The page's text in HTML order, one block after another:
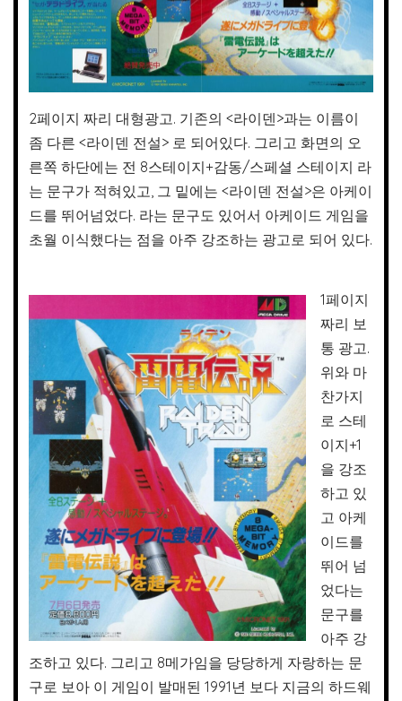
2페이지 짜리 대형광고. 기존의 <라이덴>과는 이름이
좀 다른 <라이덴 전설> 로 되어있다. 그리고 화면의 오
른쪽 하단에는 전 8스테이지+감동/스페셜 스테이지 라
는 문구가 적혀있고, 그 밑에는 <라이덴 전설>은 아케이
드를 뛰어넘었다. 라는 문구도 있어서 아케이드 게임을
초월 이식했다는 점을 아주 강조하는 광고로 되어 있다.
1페이지
짜리 보
통 광고.
위와 마
찬가지
로 스테
이지+1
을 강조
하고 있
고 아케
이드를
뛰어 넘
었다는
문구를
아주 강
조하고 있다. 그리고 8메가임을 당당하게 자랑하는 문
구로 보아 이 게임이 발매된 1991년 보다 지금의 하드웨